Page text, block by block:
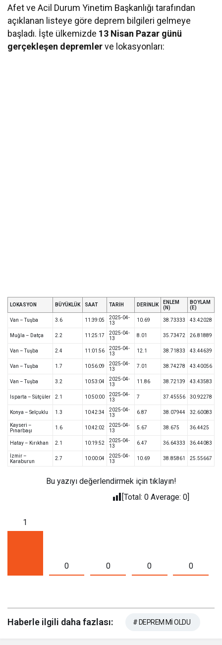
Afet ve Acil Durum Yinetim Başkanlığı tarafından
açıklanan listeye göre deprem bilgileri gelmeye
başladı. İşte ülkemizde 13 Nisan Pazar günü
gerçekleşen depremlerve lokasyonları:
LOKASYON BÜYÜKLÜK SAAT TARİH DERİNLİK
ENLEM
(N)
BOYLAM
(E)
Van – Tuşba 3.6 11:39:05
2025-04-
13
10.69 38.73333 43.42028
Muğla – Datça 2.2 11:25:17
2025-04-
13
8.01 35.73472 26.81889
Van – Tuşba 2.4 11:01:56
2025-04-
13
12.1 38.71833 43.44639
Van – Tuşba 1.7 10:56:09
2025-04-
13
7.01 38.74278 43.40056
Van – Tuşba 3.2 10:53:04
2025-04-
13
11.86 38.72139 43.43583
Isparta – Sütçüler 2.1 10:50:00
2025-04-
13
7 37.45556 30.92278
Konya – Selçuklu 1.3 10:42:34
2025-04-
13
6.87 38.07944 32.60083
Kayseri –
Pınarbaşı
1.6 10:42:02
2025-04-
13
5.67 38.675 36.4425
Hatay – Kırıkhan 2.1 10:19:52
2025-04-
13
6.47 36.64333 36.44083
İzmir –
Karaburun
2.7 10:00:04
2025-04-
13
10.69 38.85861 25.55667
Bu yazıyı değerlendirmek için tıklayın!
[Total: 0 Average: 0
1
0 0 0 0
Haberle ilgili daha fazlası: # DEPREM Mİ OLDU